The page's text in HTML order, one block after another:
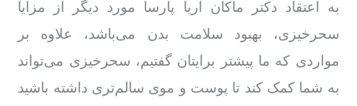
به اعتقاد دکتر ماکان آریا پارسا مورد دیگر از مزایا
سحرخیزی، بهبود سلامت بدن می‌باشد، علاوه ‌بر
مواردی که ما پیشتر برایتان گفتیم، سحرخیزی می‌تواند
به شما کمک کند تا پوست و موی سالم‌تری داشته باشید